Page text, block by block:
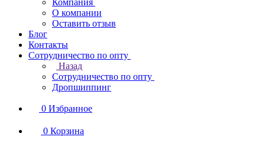
Компания
О компании
Оставить отзыв
Блог
Контакты
Сотрудничество по опту
Назад
Сотрудничество по опту
Дропшиппинг
0 Избранное
0 Корзина